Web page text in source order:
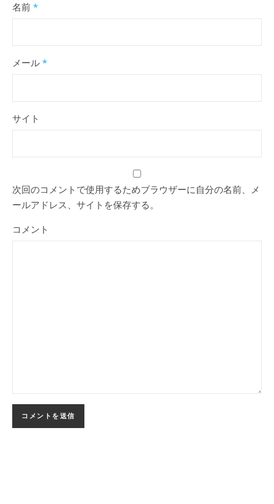
名前 *
メール *
サイト
次回のコメントで使用するためブラウザーに自分の名前、メ
ールアドレス、サイトを保存する。
コメント